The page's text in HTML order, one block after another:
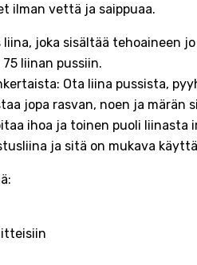
ilman vettä ja saippuaa.
liina, joka sisältää tehoaineen
liinan pussiin.
Ota liina pussista,
jopa rasvan, noen ja märän
ihoa ja toinen puoli
ja sitä on mukava